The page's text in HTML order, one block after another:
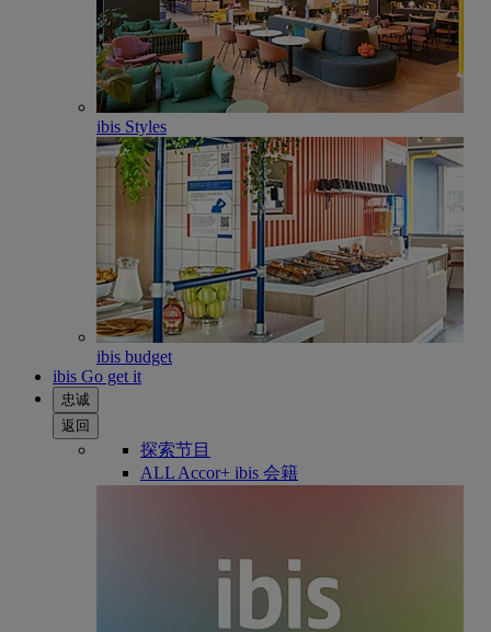
ibis Styles
ibis budget
ibis Go get it
忠诚
返回
探索节目
ALL Accor+ ibis 会籍